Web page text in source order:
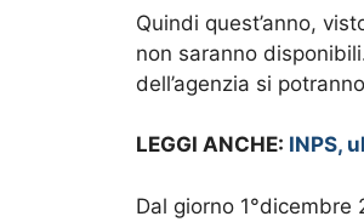
Quindi quest’anno,
non saranno
dell’agenzia si
LEGGI ANCHE: INPS,
Dal giorno